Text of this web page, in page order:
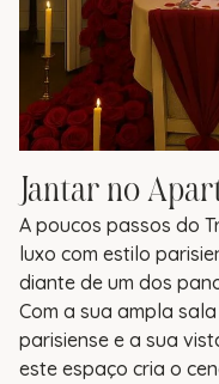
Jantar no
A poucos passos do
luxo com estilo
diante de um dos
Com a sua ampla
parisiense e a sua
este espaço cria o